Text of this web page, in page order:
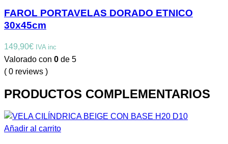
FAROL PORTAVELAS DORADO ETNICO
30x45cm
149,90€ IVA inc
Valorado con 0 de 5
( 0 reviews )
PRODUCTOS COMPLEMENTARIOS
Añadir al carrito